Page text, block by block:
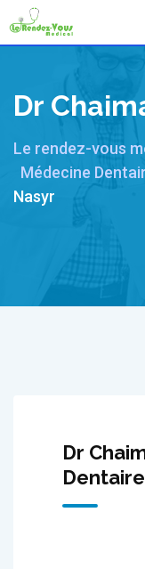
to
Dr
Le rendez-vous
Médecine
Nasyr
Dr